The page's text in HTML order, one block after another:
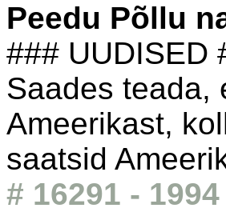
Peedu Põllu
### UUDISED
Saades teada,
Ameerikast,
saatsid
# 16291 -